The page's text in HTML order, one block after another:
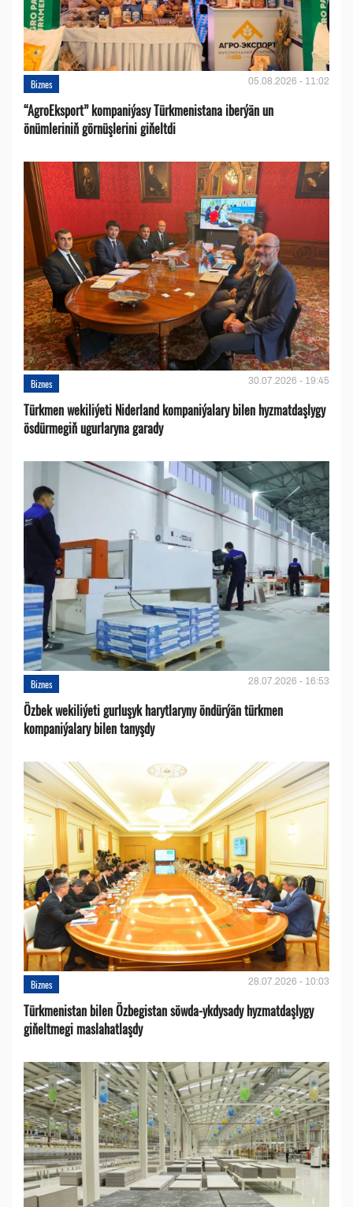
Biznes 05.08.2026 - 11:02
“AgroEksport” kompaniýasy Türkmenistana iberýän un
önümleriniň görnüşlerini giňeltdi
Biznes 30.07.2026 - 19:45
Türkmen wekiliýeti Niderland kompaniýalary bilen hyzmatdaşlygy
ösdürmegiň ugurlaryna garady
Biznes 28.07.2026 - 16:53
Özbek wekiliýeti gurluşyk harytlaryny öndürýän türkmen
kompaniýalary bilen tanyşdy
Biznes 28.07.2026 - 10:03
Türkmenistan bilen Özbegistan söwda-ykdysady hyzmatdaşlygy
giňeltmegi maslahatlaşdy